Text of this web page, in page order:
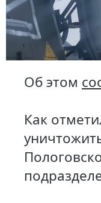
Об этом
Как